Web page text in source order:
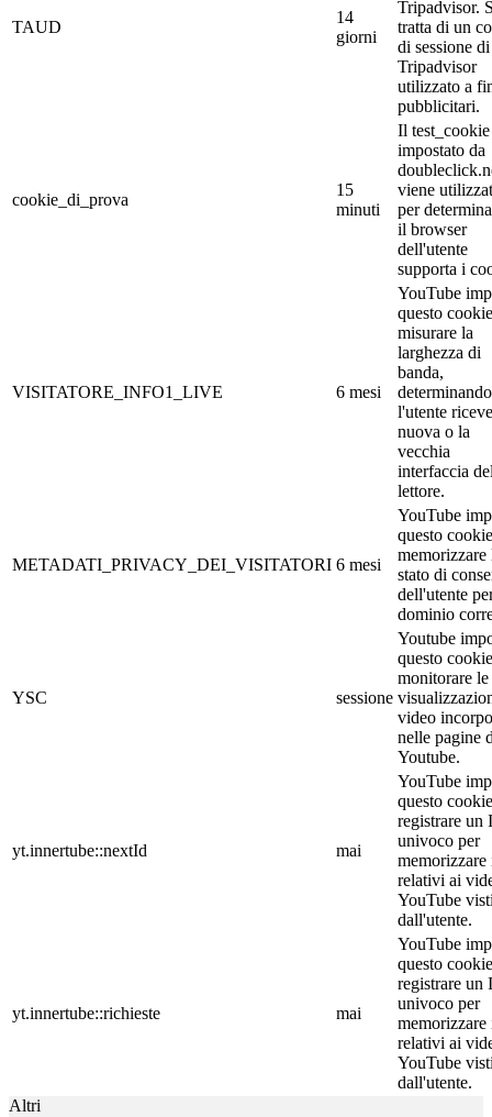
TAUD
14
giorni
Tripadvisor.
tratta di un
di sessione di
Tripadvisor
utilizzato a
pubblicitari.
cookie_di_prova
15
minuti
Il test_cookie
impostato da
viene
per
il browser
dell'utente
supporta i
VISITATORE_INFO1_LIVE 6 mesi
YouTube
questo
misurare la
larghezza di
banda,
l'utente
nuova o la
vecchia
interfaccia
lettore.
METADATI_PRIVACY_DEI_VISITATORI 6 mesi
YouTube
questo
memorizzare
stato di
dell'utente
dominio
YSC sessione
Youtube
questo
monitorare le
video
nelle pagine
Youtube.
yt.innertube::nextId mai
YouTube
questo
registrare un
univoco per
memorizzare
relativi ai
YouTube
dall'utente.
yt.innertube::richieste mai
YouTube
questo
registrare un
univoco per
memorizzare
relativi ai
YouTube
dall'utente.
Altri